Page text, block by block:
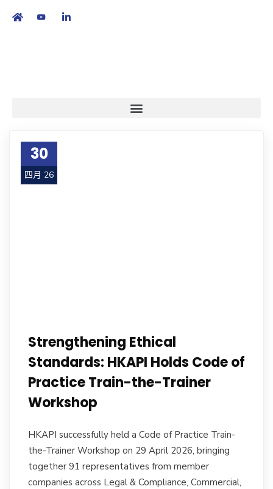
30
四月 26
Strengthening Ethical
Standards: HKAPI Holds Code of
Practice Train-the-Trainer
Workshop
HKAPI successfully held a Code of Practice Train-
the-Trainer Workshop on 29 April 2026, bringing
together 91 representatives from member
companies across Legal & Compliance, Commercial,